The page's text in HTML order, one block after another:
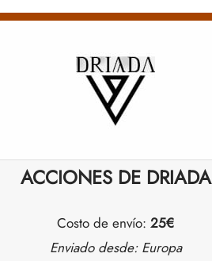
ACCIONES DE DRIADA
Costo de envío: 25€
Enviado desde: Europa